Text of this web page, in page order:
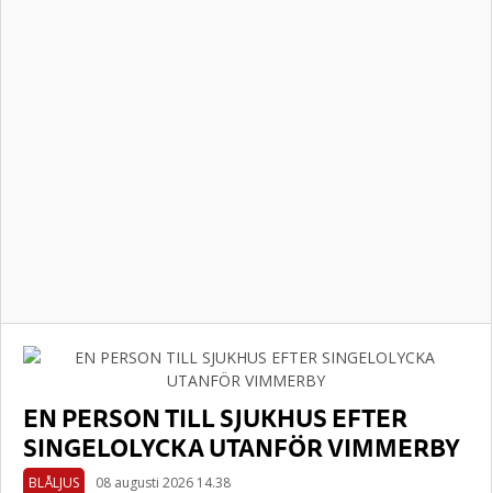
EN PERSON TILL SJUKHUS EFTER
SINGELOLYCKA UTANFÖR VIMMERBY
BLÅLJUS 08 augusti 2026 14.38